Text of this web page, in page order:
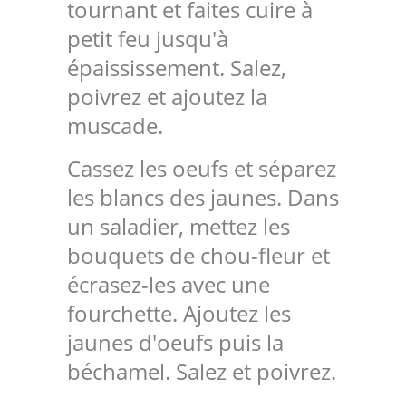
tournant et faites cuire à
petit feu jusqu'à
épaississement. Salez,
poivrez et ajoutez la
muscade.
Cassez les oeufs et séparez
les blancs des jaunes. Dans
un saladier, mettez les
bouquets de chou-fleur et
écrasez-les avec une
fourchette. Ajoutez les
jaunes d'oeufs puis la
béchamel. Salez et poivrez.